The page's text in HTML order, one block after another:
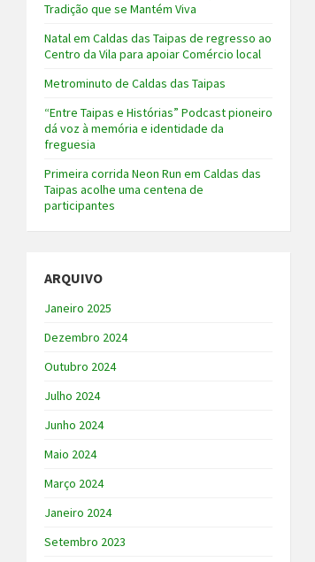
Tradição que se Mantém Viva
Natal em Caldas das Taipas de regresso ao
Centro da Vila para apoiar Comércio local
Metrominuto de Caldas das Taipas
“Entre Taipas e Histórias” Podcast pioneiro
dá voz à memória e identidade da
freguesia
Primeira corrida Neon Run em Caldas das
Taipas acolhe uma centena de
participantes
ARQUIVO
Janeiro 2025
Dezembro 2024
Outubro 2024
Julho 2024
Junho 2024
Maio 2024
Março 2024
Janeiro 2024
Setembro 2023